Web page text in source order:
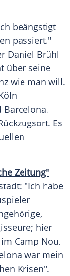
beängstigt
passiert."
Daniel Brühl
über seine
wie man will.
Barcelona.
Es
Zeitung"
"Ich habe
hier
im Camp Nou,
war mein
Krisen".